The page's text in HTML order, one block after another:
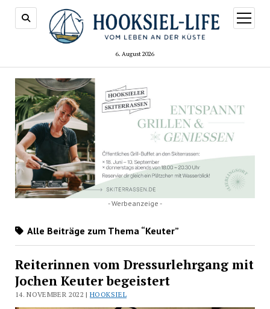
6. August 2026
Menü
öffnen
- Werbeanzeige -
Alle Beiträge zum Thema “Keuter”
Reiterinnen vom Dressurlehrgang mit
Jochen Keuter begeistert
14. NOVEMBER 2022 |HOOKSIEL